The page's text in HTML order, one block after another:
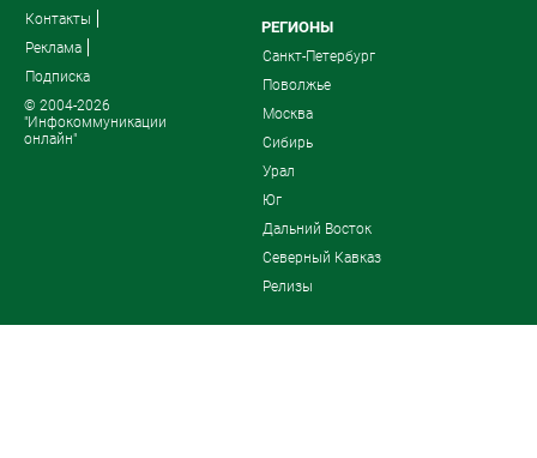
Контакты
Реклама
Подписка
© 2004-2026
"Инфокоммуникации
онлайн"
РЕГИОНЫ
Санкт-Петербург
Поволжье
Москва
Сибирь
Урал
Юг
Дальний Восток
Северный Кавказ
Релизы